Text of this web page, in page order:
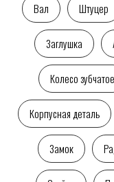
Вал Штуцер
Заглушка
Колесо зубчатое
Корпусная деталь
Замок